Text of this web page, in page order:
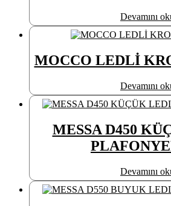
Devamını
MOCCO LEDLİ
Devamını
MESSA D450
Devamını